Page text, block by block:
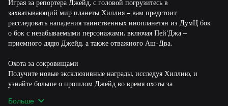
Играя за репортера Джейд, с головой погрузитесь в
захватывающий мир планеты Хиллия – вам предстоит
расследовать нападения таинственных инопланетян из ДумЦ бок
о бок с незабываемыми персонажами, включая Пей'Джа –
приемного дядю Джейд, а также отважного Аш-Два.
Охота за сокровищами
Получите новые эксклюзивные награды, исследуя Хиллию, и
узнайте больше о прошлом Джейд во время охоты за
Больше